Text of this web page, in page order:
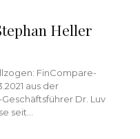
Heller
FinCompare-
aus der
Dr. Luv
seit...